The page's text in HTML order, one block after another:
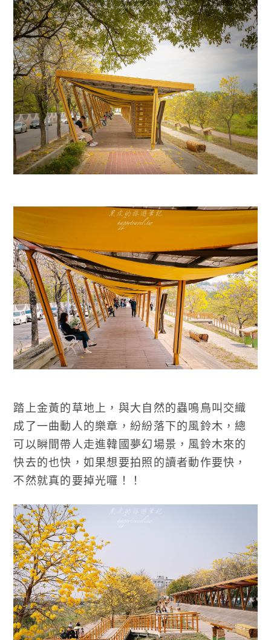
踏上金黃的草地上，與大自然的蟲鳴鳥叫交織
成了一曲動人的樂章，紛紛落下的風鈴木，總
可以瞬間帶人走進韓國夢幻場景，風鈴木來的
快去的也快，如果想要拍照的讀者動作要快，
不然就真的要掉光囉！！